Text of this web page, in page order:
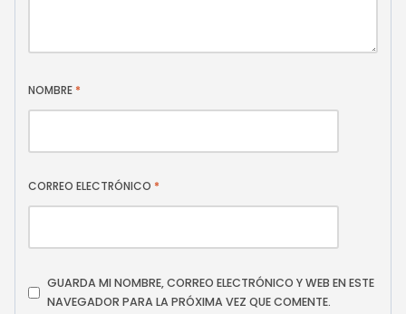
NOMBRE *
CORREO ELECTRÓNICO *
GUARDA MI NOMBRE, CORREO ELECTRÓNICO Y WEB EN ESTE
NAVEGADOR PARA LA PRÓXIMA VEZ QUE COMENTE.